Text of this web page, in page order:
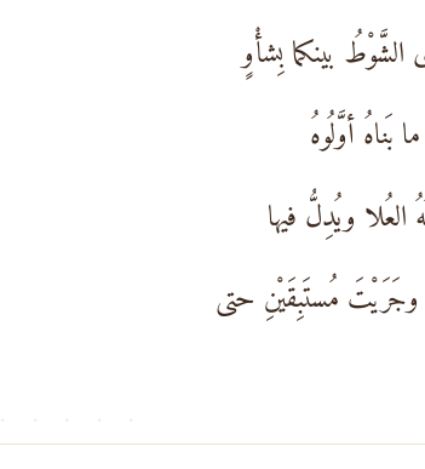
الشَّوْطُ بينكما بِشأْوٍ
بَناهُ أوَّلُوهُ
العُلا ويُدِلُّ فيها
مُستَبِقَيْنِ حتى
· · · · ·